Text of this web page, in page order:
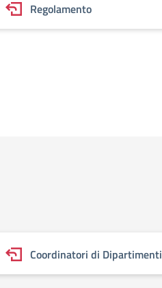
Regolamento
Coordinatori di Dipartimenti